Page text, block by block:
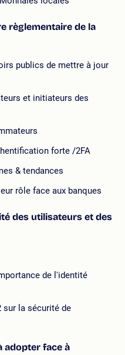
règlementaire de la
publics de mettre à jour
et initiateurs des
forte /2FA
& tendances
rôle face aux banques
des utilisateurs et des
de l'identité
sur la sécurité de
adopter face à